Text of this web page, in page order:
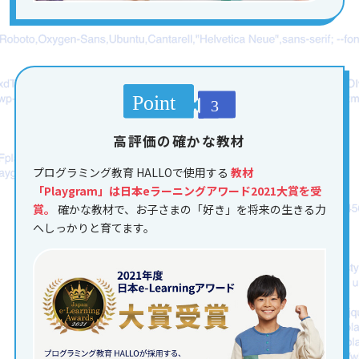
高評価の確かな教材
プログラミング教育 HALLOで使用する 教材
「Playgram」は日本eラーニングアワード2021大賞を受
賞。 確かな教材で、お子さまの「好き」を将来の生きる力
へしっかりと育てます。